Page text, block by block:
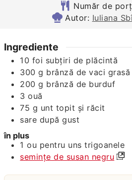
Număr de
Autor: Iuliana
Ingrediente
10 foi subțiri de plăcintă
300 g brânză de vaci
200 g brânză de burduf
3 ouă
75 g unt topit și răcit
sare după gust
în plus
1 ou pentru uns trigoanele
semințe de susan negru